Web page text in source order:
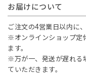
お届けについて
ご注文の4営業日以内に
※オンラインショップ定
ます。
※万が一、発送が遅れる
ていただきます。